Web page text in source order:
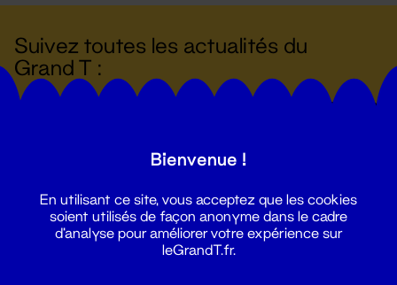
Suivez toutes les actualités du
Grand T :
Bienvenue !
En utilisant ce site, vous acceptez que les cookies
soient utilisés de façon anonyme dans le cadre
d'analyse pour améliorer votre expérience sur
leGrandT.fr.